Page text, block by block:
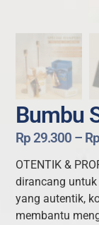
Bumbu
Rp29.300 – Rp
OTENTIK &
dirancang
yang autentik,
membantu